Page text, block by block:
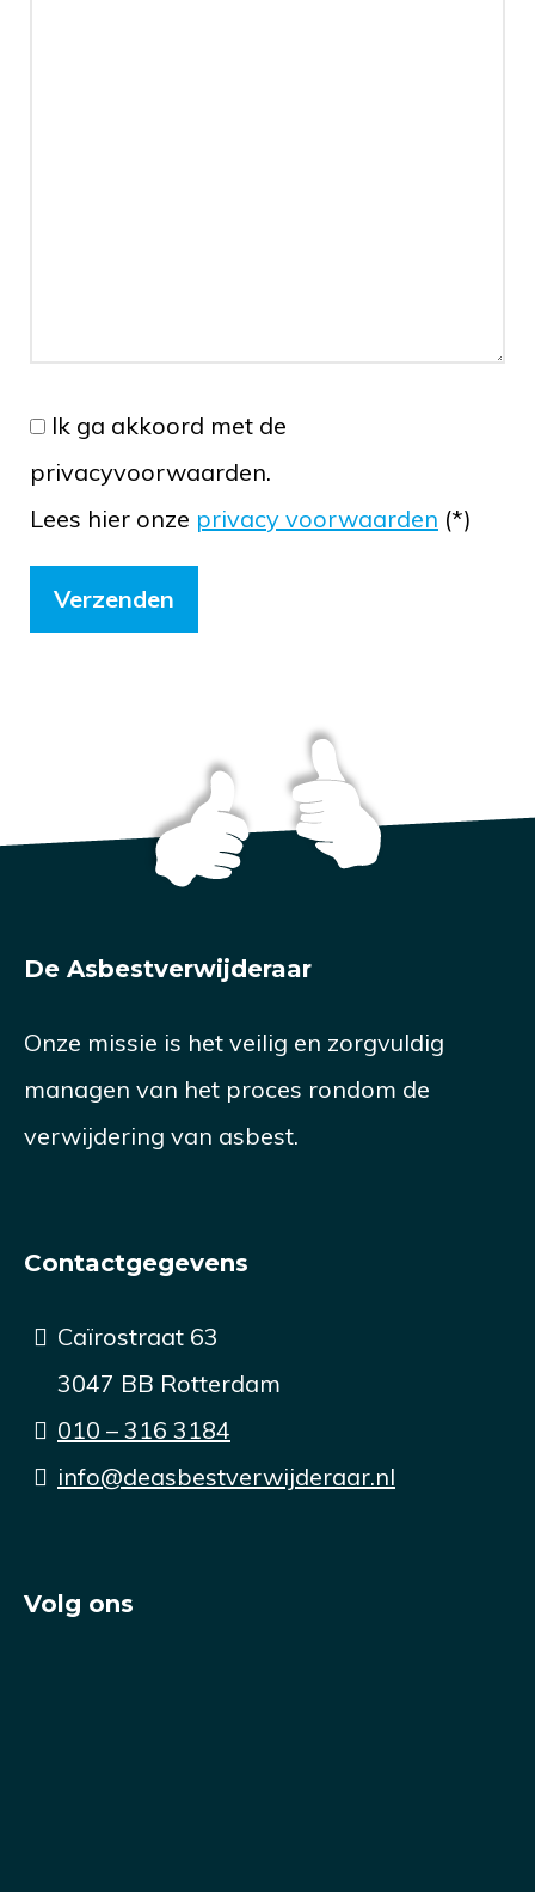
Ik ga akkoord met de
privacyvoorwaarden.
Lees hier onze privacy voorwaarden (*)
De Asbestverwijderaar
Onze missie is het veilig en zorgvuldig
managen van het proces rondom de
verwijdering van asbest.
Contactgegevens
Caïrostraat 63
3047 BB Rotterdam
010 – 316 3184
info@deasbestverwijderaar.nl
Volg ons